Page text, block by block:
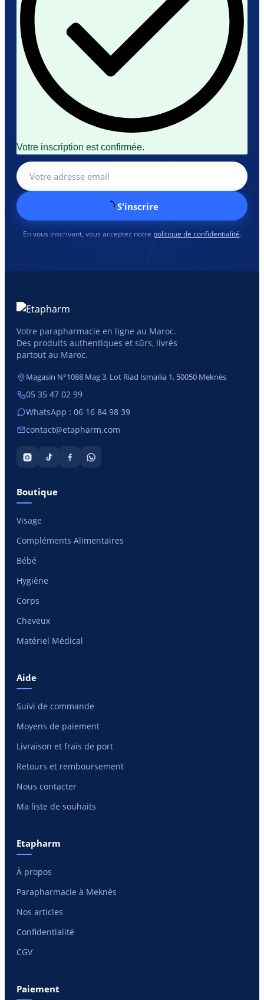
Votre inscription est confirmée.
S'inscrire
En vous inscrivant, vous acceptez notre politique de confidentialité.
Votre parapharmacie en ligne au Maroc.
Des produits authentiques et sûrs, livrés
partout au Maroc.
Magasin N°1088 Mag 3, Lot Riad Ismailia 1, 50050 Meknès
05 35 47 02 99
WhatsApp : 06 16 84 98 39
contact@etapharm.com
Boutique
Visage
Compléments Alimentaires
Bébé
Hygiène
Corps
Cheveux
Matériel Médical
Aide
Suivi de commande
Moyens de paiement
Livraison et frais de port
Retours et remboursement
Nous contacter
Ma liste de souhaits
Etapharm
À propos
Parapharmacie à Meknès
Nos articles
Confidentialité
CGV
Paiement